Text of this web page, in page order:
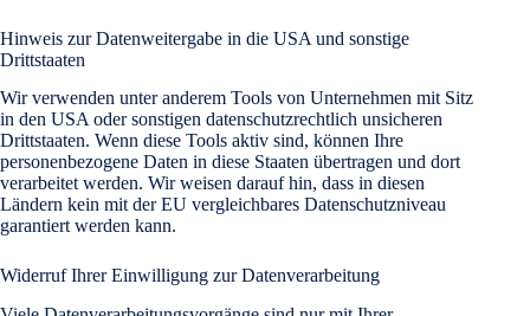
Hinweis zur Datenweitergabe in die USA und sonstige
Drittstaaten
Wir verwenden unter anderem Tools von Unternehmen mit Sitz
in den USA oder sonstigen datenschutzrechtlich unsicheren
Drittstaaten. Wenn diese Tools aktiv sind, können Ihre
personenbezogene Daten in diese Staaten übertragen und dort
verarbeitet werden. Wir weisen darauf hin, dass in diesen
Ländern kein mit der EU vergleichbares Datenschutzniveau
garantiert werden kann.
Widerruf Ihrer Einwilligung zur Datenverarbeitung